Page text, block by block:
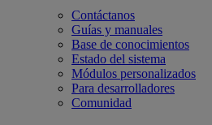
Contáctanos
Guías y manuales
Base de conocimientos
Estado del sistema
Módulos personalizados
Para desarrolladores
Comunidad